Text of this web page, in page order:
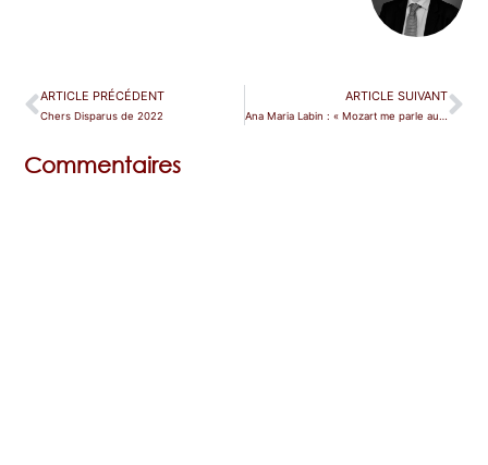
ARTICLE PRÉCÉDENT
Chers Disparus de 2022
ARTICLE SUIVANT
Ana Maria Labin : « Mozart me parle au cœur »
Commentaires